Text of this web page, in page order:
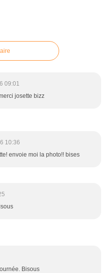
09:01
josette bizz
10:36
envoie moi la photo!! bises
Bisous